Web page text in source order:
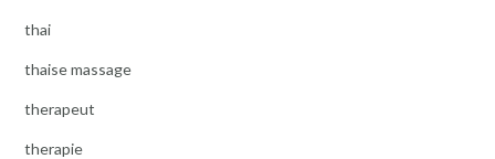
thai
thaise massage
therapeut
therapie